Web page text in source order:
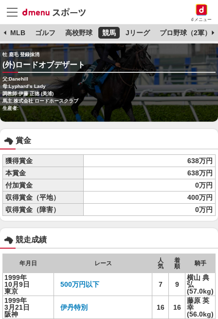
dメニュー
MLB ゴルフ 高校野球 競馬 Jリーグ プロ野球（2軍）
牡 鹿毛 登録抹消
(外)ロードオブデザート
父:Danehill
母:Lyphard’s Lady
調教師:伊藤 正徳 (美浦)
馬主:株式会社 ロードホースクラブ
生産者:
賞金
獲得賞金
638万円
本賞金
638万円
付加賞金
0万円
収得賞金（平地）
400万円
収得賞金（障害）
0万円
競走成績
年月日 レース
人
気
着
順
騎手
1999年
10月9日
東京
500万円以下 7 9
横山 典
弘
(57.0kg)
1999年
3月21日
阪神
伊丹特別 16 16
藤原 英
幸
(56.0kg)